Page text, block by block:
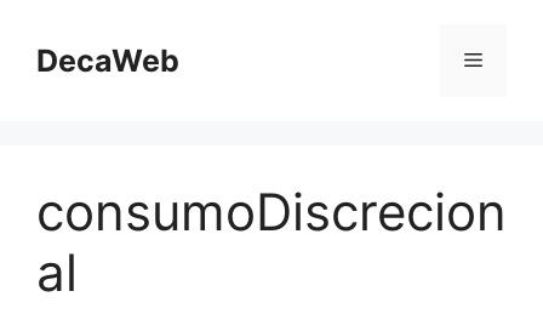
contenido
DecaWeb Menú
consumoDiscrecion
al